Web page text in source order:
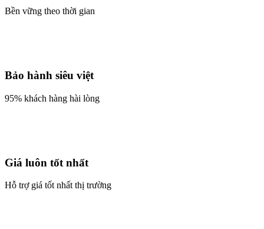
Bền vững theo thời gian
Bảo hành siêu việt
95% khách hàng hài lòng
Giá luôn tốt nhất
Hỗ trợ giá tốt nhất thị trường